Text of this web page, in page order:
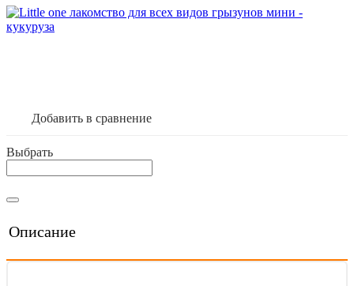
Добавить в сравнение
Выбрать
Описание